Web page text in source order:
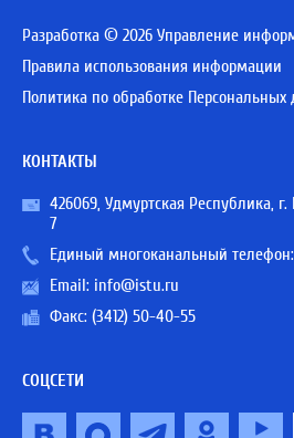
Разработка © 2026 Управление
Правила использования информации
Политика по обработке Персональных
КОНТАКТЫ
426069, Удмуртская Республика,
7
Единый многоканальный телефон:
Email: info@istu.ru
Факс: (3412) 50-40-55
СОЦСЕТИ